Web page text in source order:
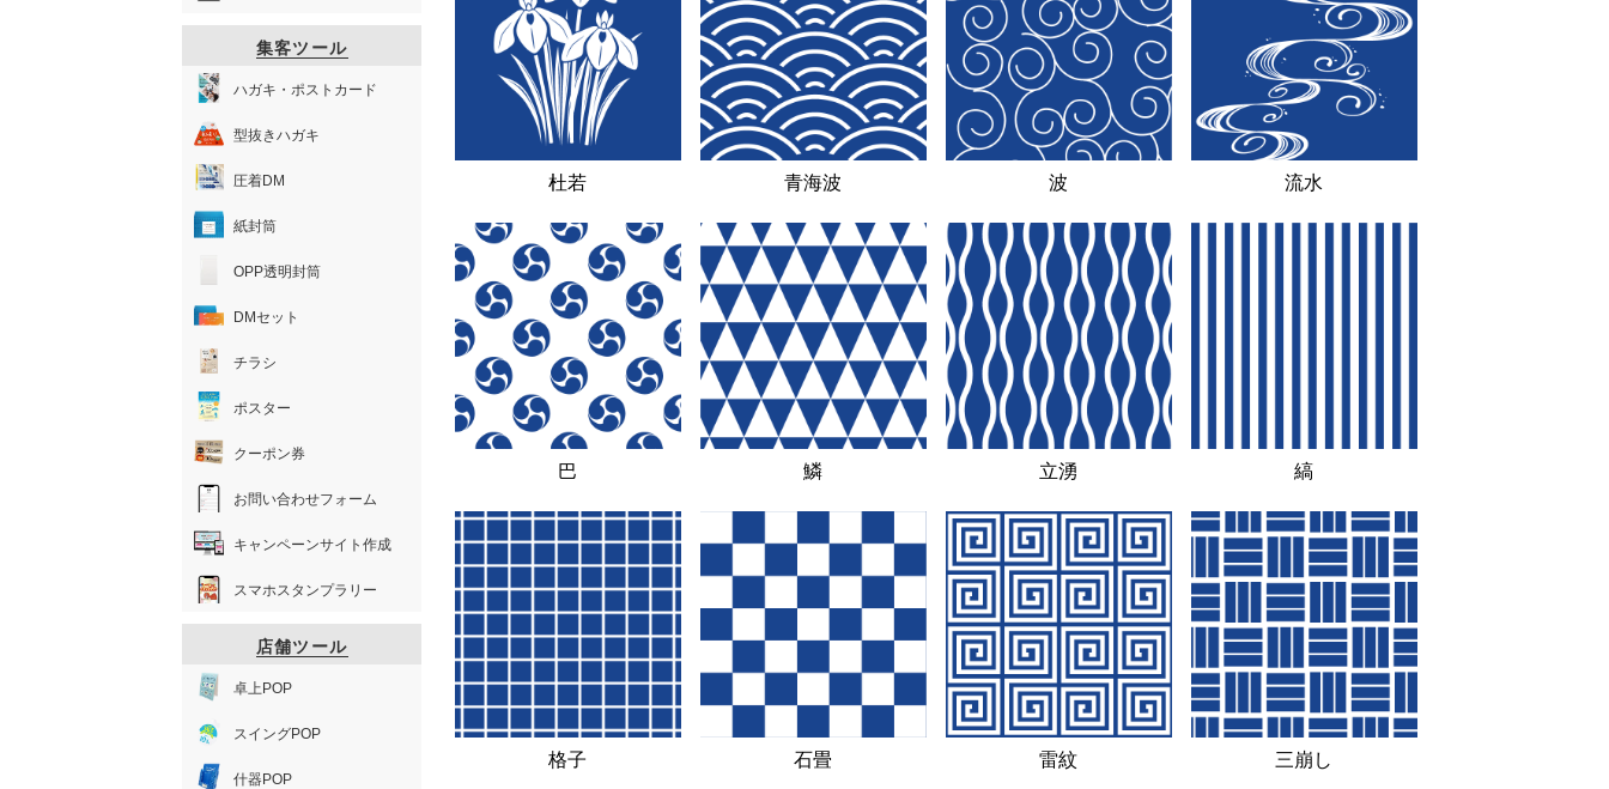
集客ツール
ハガキ・ポストカード
型抜きハガキ
圧着DM
紙封筒
OPP透明封筒
DMセット
チラシ
ポスター
クーポン券
お問い合わせフォーム
キャンペーンサイト作成
スマホスタンプラリー
店舗ツール
卓上POP
スイングPOP
什器POP
杜若 青海波 波 流水
巴 鱗 立湧 縞
格子 石畳 雷紋 三崩し